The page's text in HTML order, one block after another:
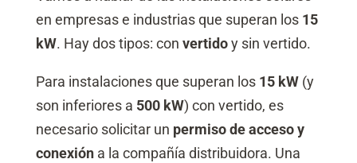
en empresas e industrias que superan los 15
kW. Hay dos tipos: con vertidoy sin vertido.
Para instalaciones que superan los 15 kW(y
son inferiores a 500 kW) con vertido, es
necesario solicitar un permiso de acceso y
conexióna la compañía distribuidora. Una